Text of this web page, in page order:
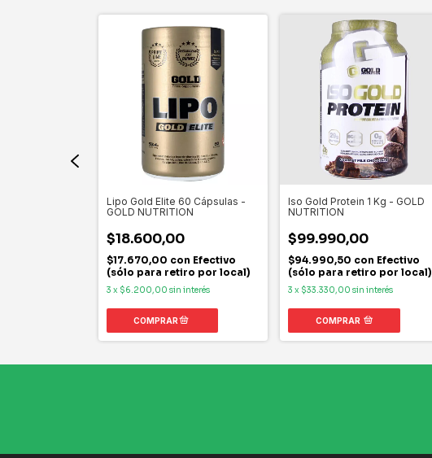
Lipo Gold Elite 60 Cápsulas -
GOLD NUTRITION
$18.600,00
$17.670,00 con Efectivo
(sólo para retiro por local)
3 x $6.200,00 sin interés
Iso Gold Protein 1 Kg - GOLD
NUTRITION
$99.990,00
$94.990,50 con Efectivo
(sólo para retiro por local)
3 x $33.330,00 sin interés
COMPRAR